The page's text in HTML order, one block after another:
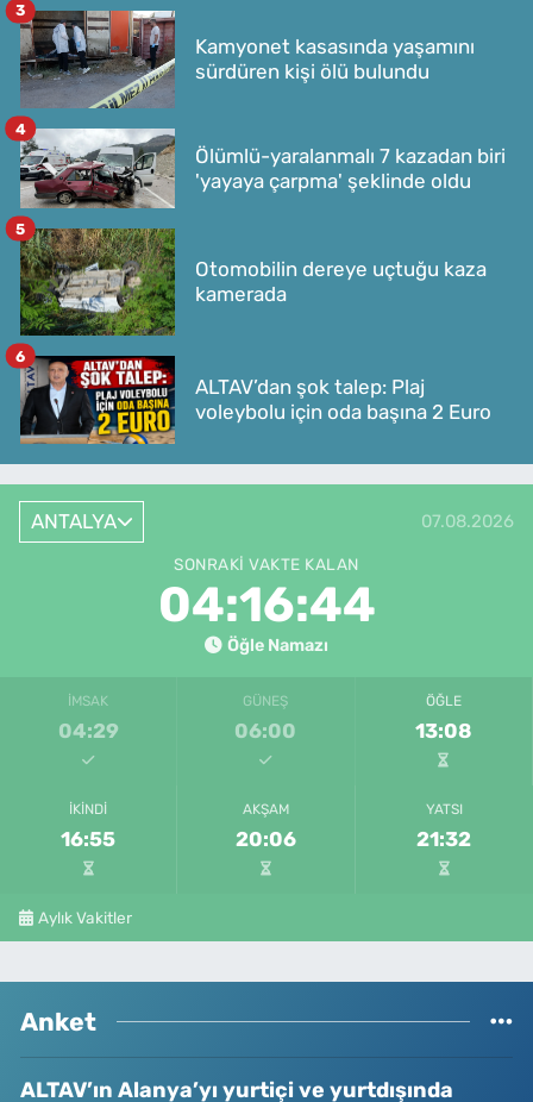
Kamyonet kasasında yaşamını
sürdüren kişi ölü bulundu
3
Ölümlü-yaralanmalı 7 kazadan biri
'yayaya çarpma' şeklinde oldu
4
Otomobilin dereye uçtuğu kaza
kamerada
5
ALTAV’dan şok talep: Plaj
voleybolu için oda başına 2 Euro
6
ANTALYA 07.08.2026
SONRAKI VAKTE KALAN
04:16:44
Öğle Namazı
İMSAK
04:29
GÜNEŞ
06:00
ÖĞLE
13:08
İKINDI
16:55
AKŞAM
20:06
YATSI
21:32
Aylık Vakitler
Anket
ALTAV’ın Alanya’yı yurtiçi ve yurtdışında